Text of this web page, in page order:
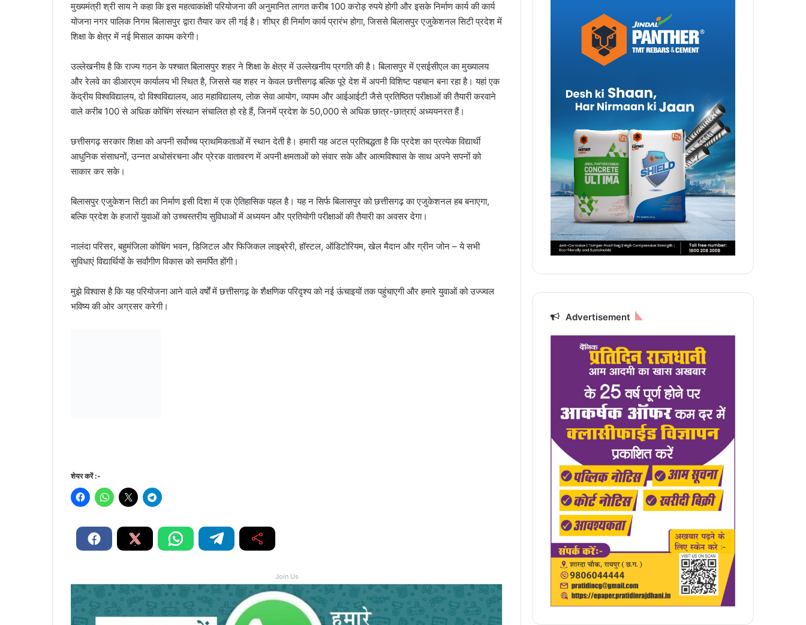
मुख्यमंत्री श्री साय ने कहा कि इस महत्वाकांक्षी परियोजना की अनुमानित लागत करीब 100 करोड़ रुपये होगी और इसके निर्माण कार्य की कार्य
योजना नगर पालिक निगम बिलासपुर द्वारा तैयार कर ली गई है। शीघ्र ही निर्माण कार्य प्रारंभ होगा, जिससे बिलासपुर एजुकेशनल सिटी प्रदेश में
शिक्षा के क्षेत्र में नई मिसाल कायम करेगी।
उल्लेखनीय है कि राज्य गठन के पश्चात बिलासपुर शहर ने शिक्षा के क्षेत्र में उल्लेखनीय प्रगति की है। बिलासपुर में एसईसीएल का मुख्यालय
और रेलवे का डीआरएम कार्यालय भी स्थित है, जिससे यह शहर न केवल छत्तीसगढ़ बल्कि पूरे देश में अपनी विशिष्ट पहचान बना रहा है। यहां एक
केंद्रीय विश्वविद्यालय, दो विश्वविद्यालय, आठ महाविद्यालय, लोक सेवा आयोग, व्यापम और आईआईटी जैसे प्रतिष्ठित परीक्षाओं की तैयारी करवाने
वाले करीब 100 से अधिक कोचिंग संस्थान संचालित हो रहे हैं, जिनमें प्रदेश के 50,000 से अधिक छात्र-छात्राएं अध्ययनरत हैं।
छत्तीसगढ़ सरकार शिक्षा को अपनी सर्वोच्च प्राथमिकताओं में स्थान देती है। हमारी यह अटल प्रतिबद्धता है कि प्रदेश का प्रत्येक विद्यार्थी
आधुनिक संसाधनों, उन्नत अधोसंरचना और प्रेरक वातावरण में अपनी क्षमताओं को संवार सके और आत्मविश्वास के साथ अपने सपनों को
साकार कर सके।
बिलासपुर एजुकेशन सिटी का निर्माण इसी दिशा में एक ऐतिहासिक पहल है। यह न सिर्फ बिलासपुर को छत्तीसगढ़ का एजुकेशनल हब बनाएगा,
बल्कि प्रदेश के हजारों युवाओं को उच्चस्तरीय सुविधाओं में अध्ययन और प्रतियोगी परीक्षाओं की तैयारी का अवसर देगा।
नालंदा परिसर, बहुमंजिला कोचिंग भवन, डिजिटल और फिजिकल लाइब्रेरी, हॉस्टल, ऑडिटोरियम, खेल मैदान और ग्रीन जोन – ये सभी
सुविधाएं विद्यार्थियों के सर्वांगीण विकास को समर्पित होंगी।
मुझे विश्वास है कि यह परियोजना आने वाले वर्षों में छत्तीसगढ़ के शैक्षणिक परिदृश्य को नई ऊंचाइयों तक पहुंचाएगी और हमारे युवाओं को उज्ज्वल
भविष्य की ओर अग्रसर करेगी।
शेयर करें :-
Join Us
Advertisement